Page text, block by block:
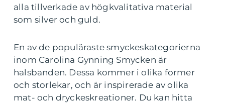
alla tillverkade av högkvalitativa material
som silver och guld.
En av de populäraste smyckeskategorierna
inom Carolina Gynning Smycken är
halsbanden. Dessa kommer i olika former
och storlekar, och är inspirerade av olika
mat- och dryckeskreationer. Du kan hitta